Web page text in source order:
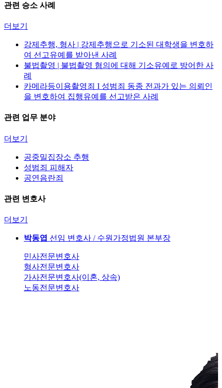
관련 승소 사례
더보기
강제추행, 형사 | 강제추행으로 기소된 대학생을 변호하
여 선고유예를 받아낸 사례
불법촬영 | 불법촬영 혐의에 대해 기소유예로 방어한 사
례
카메라등이용촬영죄 I 성범죄 동종 전과가 있는 의뢰인
을 변호하여 집행유예를 선고받은 사례
관련 업무 분야
더보기
공중밀집장소 추행
성범죄 피해자
공연음란죄
관련 변호사
더보기
박동엽 선임 변호사 / 수원가정법원 본부장
민사전문변호사
형사전문변호사
가사전문변호사(이혼, 상속)
노동전문변호사